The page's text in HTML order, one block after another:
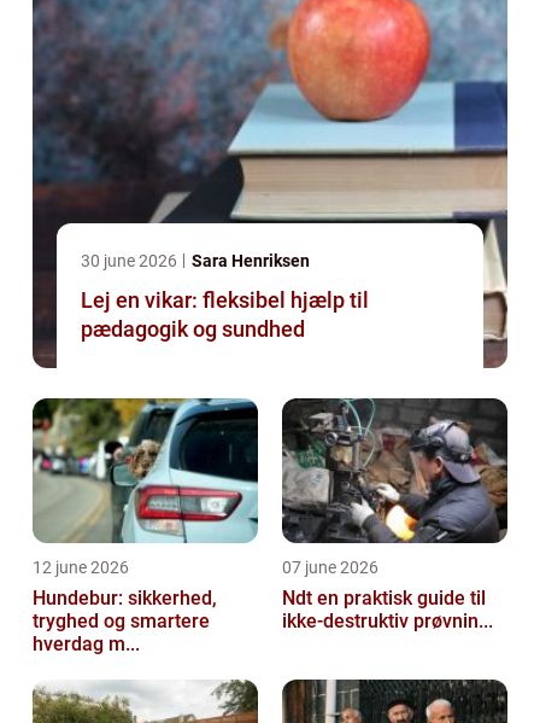
30 june 2026 Sara Henriksen
Lej en vikar: fleksibel hjælp til
pædagogik og sundhed
12 june 2026
Hundebur: sikkerhed,
tryghed og smartere
hverdag m...
07 june 2026
Ndt en praktisk guide til
ikke-destruktiv prøvnin...